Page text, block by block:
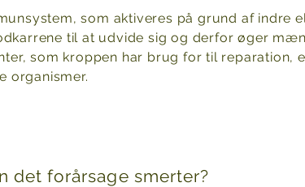
som aktiveres på grund af indre
til at udvide sig og derfor øger
som kroppen har brug for til reparation,
organismer.
det forårsage smerter?